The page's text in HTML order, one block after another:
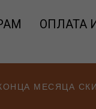
ОПЛАТА
МЕСЯЦА